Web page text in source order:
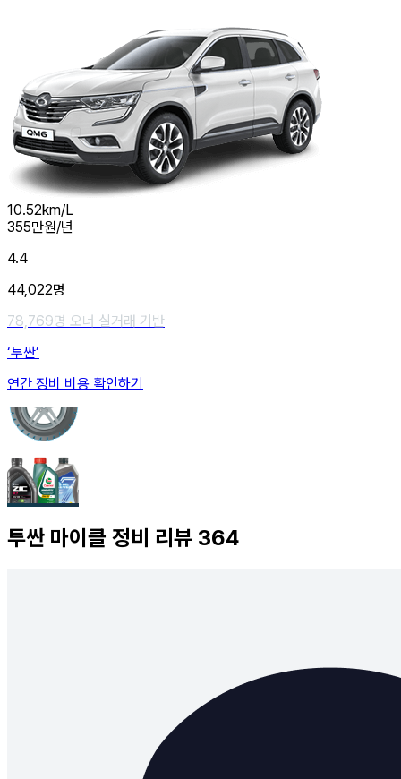
10.52km/L
355만원/년
4.4
44,022명
78,769명 오너 실거래 기반
‘투싼’
연간 정비 비용 확인하기
투싼 마이클 정비 리뷰 364